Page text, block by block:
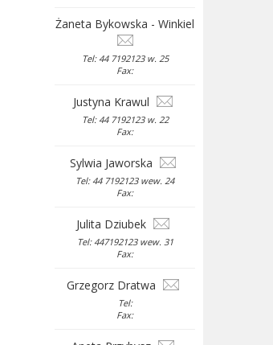
Żaneta Bykowska - Winkiel
Tel: 44 7192123 w. 25
Fax:
Justyna Krawul
Tel: 44 7192123 w. 22
Fax:
Sylwia Jaworska
Tel: 44 7192123 wew. 24
Fax:
Julita Dziubek
Tel: 447192123 wew. 31
Fax:
Grzegorz Dratwa
Tel:
Fax: